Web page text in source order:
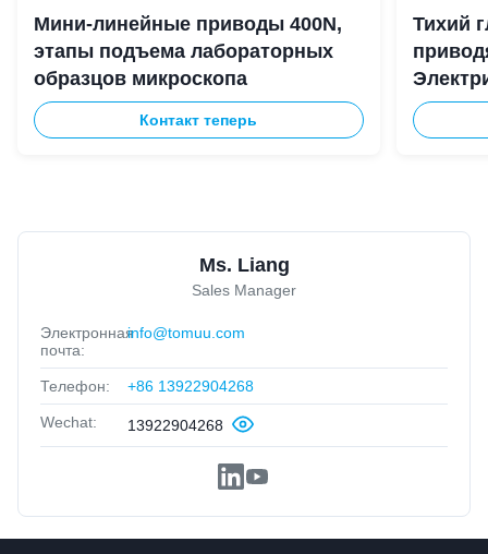
Мини-линейные приводы 400N,
этапы подъема лабораторных
образцов микроскопа
Контакт теперь
Тихий
Ms. Liang
Sales Manager
Электронная
почта:
info@tomuu.com
Телефон: +86 13922904268
Wechat: 13922904268